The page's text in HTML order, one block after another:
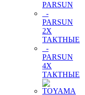
PARSUN
-
PARSUN
2Х
ТАКТНЫЕ
-
PARSUN
4Х
ТАКТНЫЕ